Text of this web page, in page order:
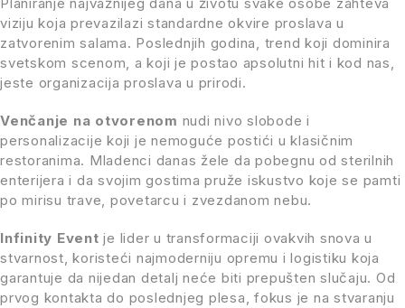
viziju koja prevazilazi standardne okvire proslava u
zatvorenim salama. Poslednjih godina, trend koji dominira
svetskom scenom, a koji je postao apsolutni hit i kod nas,
jeste organizacija proslava u prirodi.
Venčanje na otvorenom nudi nivo slobode i
personalizacije koji je nemoguće postići u klasičnim
restoranima. Mladenci danas žele da pobegnu od sterilnih
enterijera i da svojim gostima pruže iskustvo koje se pamti
po mirisu trave, povetarcu i zvezdanom nebu.
Infinity Event je lider u transformaciji ovakvih snova u
stvarnost, koristeći najmoderniju opremu i logistiku koja
garantuje da nijedan detalj neće biti prepušten slučaju. Od
prvog kontakta do poslednjeg plesa, fokus je na stvaranju